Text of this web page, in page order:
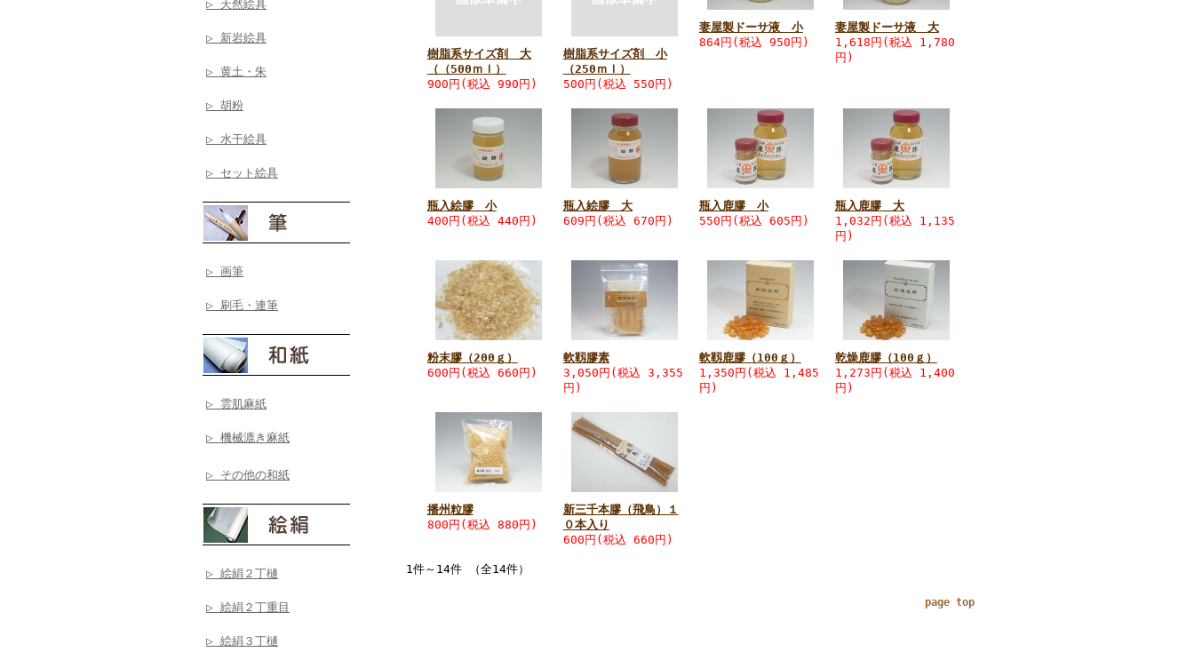
▷ 天然絵具
▷ 新岩絵具
▷ 黄土・朱
▷ 胡粉
▷ 水干絵具
▷ セット絵具
▷ 画筆
▷ 刷毛・連筆
▷ 雲肌麻紙
▷ 機械漉き麻紙
▷ その他の和紙
▷ 絵絹２丁樋
▷ 絵絹２丁重目
▷ 絵絹３丁樋
樹脂系サイズ剤 大
（（500ｍｌ）
900円 (税込 990円)
樹脂系サイズ剤 小
（250ｍｌ）
500円 (税込 550円)
妻屋製ドーサ液 小
864円 (税込 950円)
妻屋製ドーサ液 大
1,618円 (税込 1,780
円)
瓶入絵膠 小
400円 (税込 440円)
瓶入絵膠 大
609円 (税込 670円)
瓶入鹿膠 小
550円 (税込 605円)
瓶入鹿膠 大
1,032円 (税込 1,135
円)
粉末膠（200ｇ）
600円 (税込 660円)
軟靱膠素
3,050円 (税込 3,355
円)
軟靱鹿膠（100ｇ）
1,350円 (税込 1,485
円)
乾燥鹿膠（100ｇ）
1,273円 (税込 1,400
円)
播州粒膠
800円 (税込 880円)
新三千本膠（飛鳥）１
０本入り
600円 (税込 660円)
1件～14件 （全14件）
page top